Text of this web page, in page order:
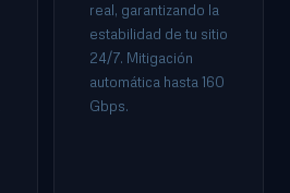
real, garantizando la
estabilidad de tu sitio
24/7. Mitigación
automática hasta 160
Gbps.